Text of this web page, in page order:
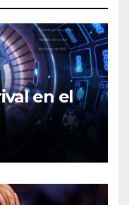
en el